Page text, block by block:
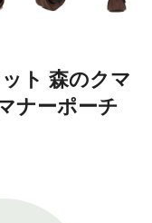
ット 森のクマ
ナーポーチ